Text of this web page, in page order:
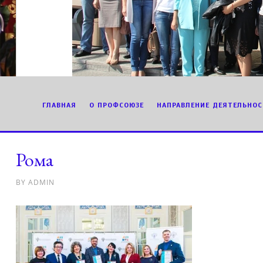
ГЛАВНАЯ О ПРОФСОЮЗЕ НАПРАВЛЕНИЕ
Рома
BY ADMIN